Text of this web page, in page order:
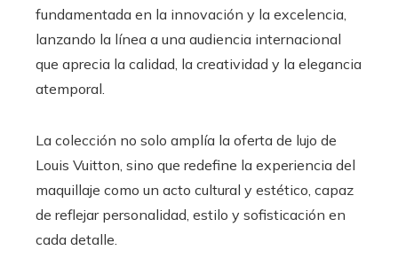
fundamentada en la innovación y la excelencia,
lanzando la línea a una audiencia internacional
que aprecia la calidad, la creatividad y la elegancia
atemporal.
La colección no solo amplía la oferta de lujo de
Louis Vuitton, sino que redefine la experiencia del
maquillaje como un acto cultural y estético, capaz
de reflejar personalidad, estilo y sofisticación en
cada detalle.